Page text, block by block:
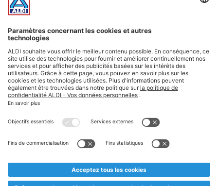
Infos essentielles
Suivez ALDI Belgique
Textes marqués d'un astérisque et mentions légales
* Nous vendons ces articles temporairement et jusqu'à
au cas où, malgré le planning bien étudié, nous serions
prématurément en rupture de stock. Prix Recupel et TVA incl.
** Sur ce site, l’utilisation de la forme masculine a été adoptée